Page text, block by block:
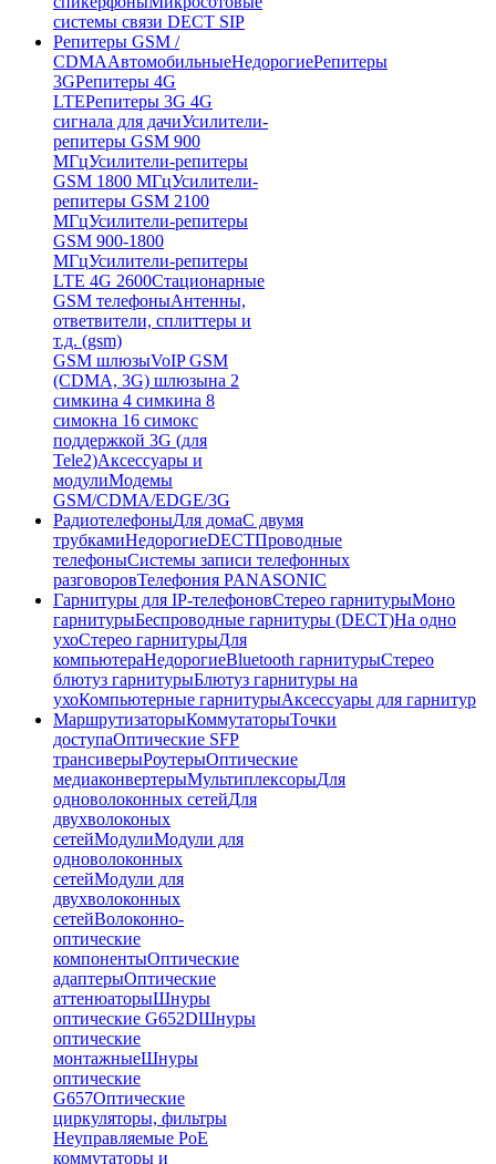
системы связи DECT SIP
Репитеры GSM /
CDMAАвтомобильныеНедорогиеРепитеры
3GРепитеры 4G
LTEРепитеры 3G 4G
сигнала для дачиУсилители-
репитеры GSM 900
МГцУсилители-репитеры
GSM 1800 МГцУсилители-
репитеры GSM 2100
МГцУсилители-репитеры
GSM 900-1800
МГцУсилители-репитеры
LTE 4G 2600Стационарные
GSM телефоныАнтенны,
ответвители, сплиттеры и
т.д. (gsm)
GSM шлюзыVoIP GSM
(CDMA, 3G) шлюзына 2
симкина 4 симкина 8
симокна 16 симокс
поддержкой 3G (для
Tele2)Аксессуары и
модулиМодемы
GSM/CDMA/EDGE/3G
РадиотелефоныДля домаС двумя
трубкамиНедорогиеDECTПроводные
телефоныСистемы записи телефонных
разговоровТелефония PANASONIC
Гарнитуры для IP-телефоновСтерео гарнитурыМоно
гарнитурыБеспроводные гарнитуры (DECT)На одно
ухоСтерео гарнитурыДля
компьютераНедорогиеBluetooth гарнитурыСтерео
блютуз гарнитурыБлютуз гарнитуры на
ухоКомпьютерные гарнитурыАксессуары для гарнитур
МаршрутизаторыКоммутаторыТочки
доступаОптические SFP
трансиверыРоутерыОптические
медиаконвертерыМультиплексорыДля
одноволоконных сетейДля
двухволоконых
сетейМодулиМодули для
одноволоконных
сетейМодули для
двухволоконных
сетейВолоконно-
оптические
компонентыОптические
адаптерыОптические
аттенюаторыШнуры
оптические G652DШнуры
оптические
монтажныеШнуры
оптические
G657Оптические
циркуляторы, фильтры
Неуправляемые PoE
коммутаторы и